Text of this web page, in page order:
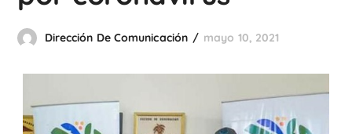
Dirección De Comunicación mayo 10, 2021